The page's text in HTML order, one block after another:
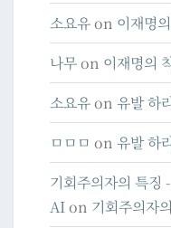
소요유on 이재명
나무on 이재명의
소요유on 유발 하
ㅁㅁㅁ on 유발 하
기회주의자의 특
AIon 기회주의자